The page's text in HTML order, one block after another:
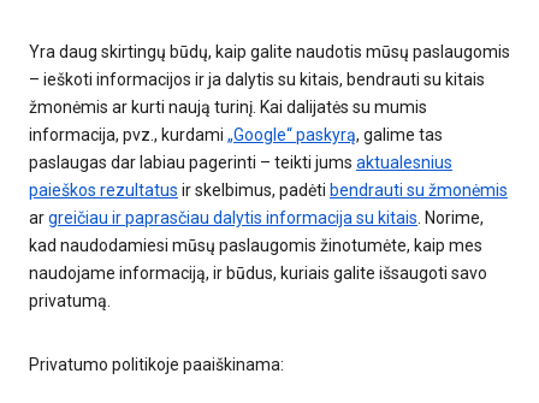
Yra daug skirtingų būdų, kaip galite naudotis mūsų paslaugomis
– ieškoti informacijos ir ja dalytis su kitais, bendrauti su kitais
žmonėmis ar kurti naują turinį. Kai dalijatės su mumis
informacija, pvz., kurdami „Google“ paskyrą, galime tas
paslaugas dar labiau pagerinti – teikti jums aktualesnius
paieškos rezultatus ir skelbimus, padėti bendrauti su žmonėmis
argreičiau ir paprasčiau dalytis informacija su kitais. Norime,
kad naudodamiesi mūsų paslaugomis žinotumėte, kaip mes
naudojame informaciją, ir būdus, kuriais galite išsaugoti savo
privatumą.
Privatumo politikoje paaiškinama: